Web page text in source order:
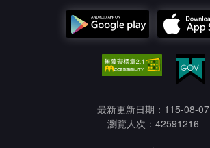
最新更新日期：115-08-07
瀏覽人次：42591216